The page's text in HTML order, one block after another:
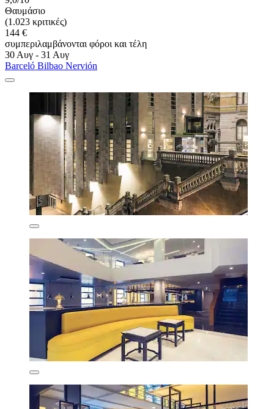
Θαυμάσιο
(1.023 κριτικές)
144 €
συμπεριλαμβάνονται φόροι και τέλη
30 Αυγ - 31 Αυγ
Barceló Bilbao Nervión